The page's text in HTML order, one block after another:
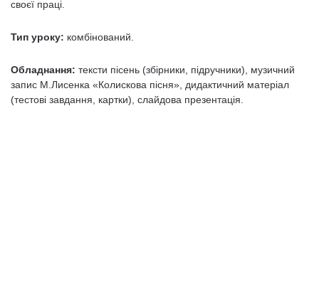
своєї праці.
Тип уроку: комбінований.
Обладнання: тексти пісень (збірники, підручники), музичний
запис М.Лисенка «Колискова пісня», дидактичний матеріал
(тестові завдання, картки), слайдова презентація.